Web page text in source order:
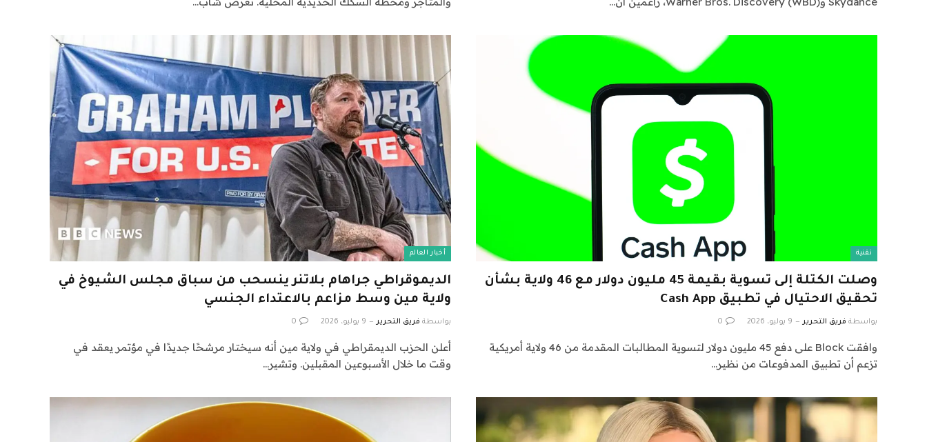
تقنية
وصلت الكتلة إلى تسوية بقيمة 45 مليون دولار مع 46 ولاية بشأن
تحقيق الاحتيال في تطبيق Cash App
بواسطة فريق التحرير 9 يوليو، 2026 0
وافقت Block على دفع 45 مليون دولار لتسوية المطالبات المقدمة من 46 ولاية أمريكية
تزعم أن تطبيق المدفوعات من نظير…
أخبار العالم
الديموقراطي جراهام بلاتنر ينسحب من سباق مجلس الشيوخ في
ولاية مين وسط مزاعم بالاعتداء الجنسي
بواسطة فريق التحرير 9 يوليو، 2026 0
أعلن الحزب الديمقراطي في ولاية مين أنه سيختار مرشحًا جديدًا في مؤتمر يعقد في
وقت ما خلال الأسبوعين المقبلين. وتشير…